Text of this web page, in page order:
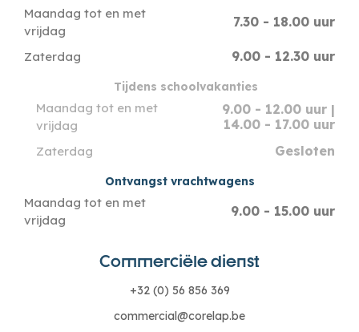
Maandag tot en met
vrijdag
7.30 - 18.00 uur
Zaterdag 9.00 - 12.30 uur
Tijdens schoolvakanties
Maandag tot en met
vrijdag
9.00 - 12.00 uur |
14.00 - 17.00 uur
Zaterdag Gesloten
Ontvangst vrachtwagens
Maandag tot en met
vrijdag
9.00 - 15.00 uur
Commerciële dienst
+32 (0) 56 856 369
commercial@corelap.be